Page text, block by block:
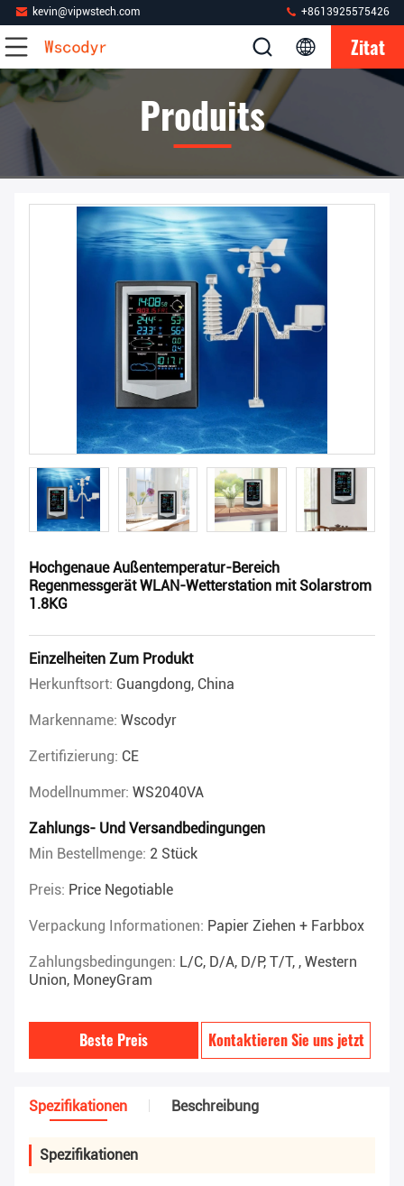
kevin@vipwstech.com +8613925575426
Zitat
Produits
Hochgenaue Außentemperatur-Bereich
Regenmessgerät WLAN-Wetterstation mit Solarstrom
1.8KG
Einzelheiten Zum Produkt
Herkunftsort: Guangdong, China
Markenname: Wscodyr
Zertifizierung: CE
Modellnummer: WS2040VA
Zahlungs- Und Versandbedingungen
Min Bestellmenge: 2 Stück
Preis: Price Negotiable
Verpackung Informationen: Papier Ziehen + Farbbox
Zahlungsbedingungen: L/C, D/A, D/P, T/T, , Western
Union, MoneyGram
Beste Preis Kontaktieren Sie uns jetzt
Spezifikationen Beschreibung
Spezifikationen